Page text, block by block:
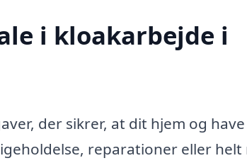
i kloakarbejde i
der sikrer, at dit hjem og have
reparationer eller helt